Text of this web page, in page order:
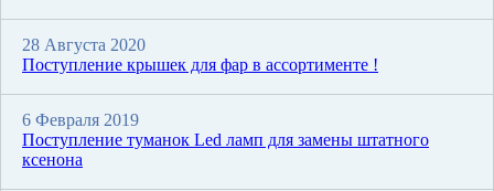
28 Августа 2020
Поступление крышек для фар в ассортименте !
6 Февраля 2019
Поступление туманок Led ламп для замены штатного
ксенона